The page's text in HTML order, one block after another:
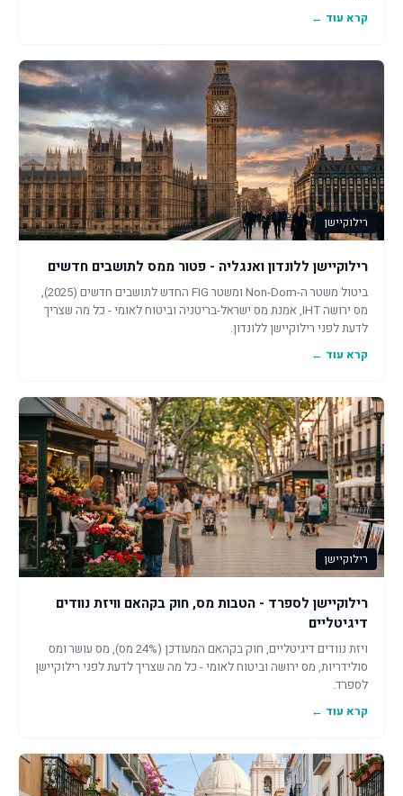
קרא עוד ←
רילוקיישן
רילוקיישן ללונדון ואנגליה - פטור ממס לתושבים חדשים
ביטול משטר ה-Non-Dom ומשטר FIG החדש לתושבים חדשים (2025),
מס ירושה IHT, אמנת מס ישראל-בריטניה וביטוח לאומי - כל מה שצריך
לדעת לפני רילוקיישן ללונדון.
קרא עוד ←
רילוקיישן
רילוקיישן לספרד - הטבות מס, חוק בקהאם וויזת נוודים
דיגיטליים
ויזת נוודים דיגיטליים, חוק בקהאם המעודכן (24% מס), מס עושר ומס
סולידריות, מס ירושה וביטוח לאומי - כל מה שצריך לדעת לפני רילוקיישן
לספרד.
קרא עוד ←